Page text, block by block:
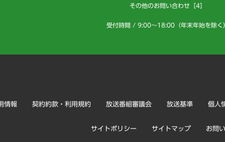
その他のお問い合わせ［4］
受付時間 / 9:00～18:00（年末年始を除く
情報 契約約款・利用規約 放送番組審議会 放送基準 個人
サイトポリシー サイトマップ お問